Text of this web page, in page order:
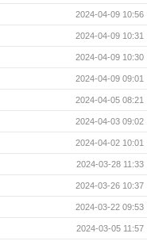
2024-04-09 10:56
2024-04-09 10:31
2024-04-09 10:30
2024-04-09 09:01
2024-04-05 08:21
2024-04-03 09:02
2024-04-02 10:01
2024-03-28 11:33
2024-03-26 10:37
2024-03-22 09:53
2024-03-05 11:57